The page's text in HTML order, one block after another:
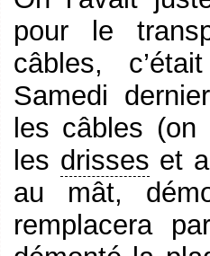
pour le
câbles,
Samedi
les câbles
les drisses et
au mât,
remplacera